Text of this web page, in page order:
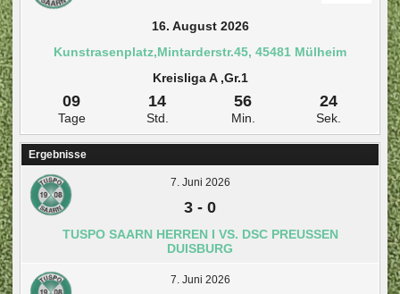
16. August 2026
Kunstrasenplatz,Mintarderstr.45, 45481 Mülheim
Kreisliga A ,Gr.1
09
Tage
14
Std.
56
Min.
24
Sek.
Ergebnisse
7. Juni 2026
3 - 0
TUSPO SAARN HERREN I VS. DSC PREUSSEN D
UISBURG
7. Juni 2026